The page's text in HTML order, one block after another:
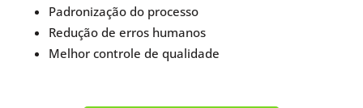
Padronização do processo
Redução de erros humanos
Melhor controle de qualidade